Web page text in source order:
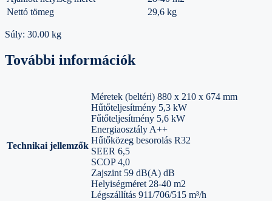
Nettó tömeg
29,6 kg
Súly: 30.00 kg
További információk
Technikai jellemzők
Méretek (beltéri) 880 x 210 x 674 mm
Hűtőteljesítmény 5,3 kW
Fűtőteljesítmény 5,6 kW
Energiaosztály A++
Hűtőközeg besorolás R32
SEER 6,5
SCOP 4,0
Zajszint 59 dB(A) dB
Helyiségméret 28-40 m2
Légszállítás 911/706/515 m³/h